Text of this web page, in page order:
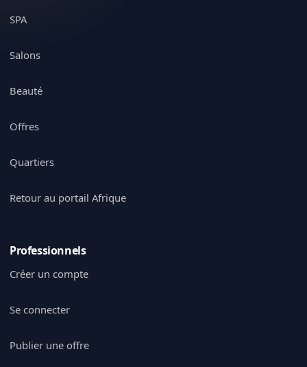
SPA
Salons
Beauté
Offres
Quartiers
Retour au portail Afrique
Professionnels
Créer un compte
Se connecter
Publier une offre